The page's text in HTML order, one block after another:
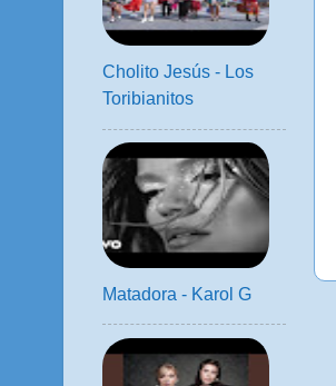
Cholito Jesús - Los
Toribianitos
Matadora - Karol G